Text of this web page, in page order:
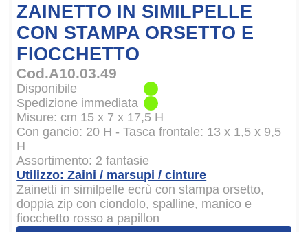
ZAINETTO IN SIMILPELLE
CON STAMPA ORSETTO E
FIOCCHETTO
Cod.A10.03.49
Disponibile
Spedizione immediata
Misure: cm 15 x 7 x 17,5 H
Con gancio: 20 H - Tasca frontale: 13 x 1,5 x 9,5
H
Assortimento: 2 fantasie
Utilizzo: Zaini / marsupi / cinture
Zainetti in similpelle ecrù con stampa orsetto,
doppia zip con ciondolo, spalline, manico e
fiocchetto rosso a papillon